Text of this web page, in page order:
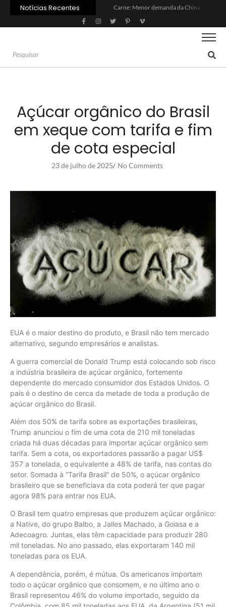
Notícias Recentes
Inadimplência no crédito rural deve seguir elevada até 2027
Lula sanciona MP do Frete e agro teme alta dos custos logísticos
Brasil tem 2º maior juro real do mundo
Açúcar orgânico do Brasil
em xeque com tarifa e fim
de cota especial
23 de julho de 2025/ No Comments
EUA é o maior destino do produto, e Brasil não tem mercado
alternativo, segundo empresários e analistas.
A guerra comercial de Donald Trump está colocando sob risco
a indústria brasileira de açúcar orgânico, fortemente
dependente do mercado consumidor dos Estados Unidos. O
país é o destino de cerca da metade de toda a produção de
açúcar orgânico do Brasil.
Além dos 50% de tarifa sobre as exportações brasileiras,
Trump anunciou o fim de uma cota de 210 mil toneladas
criada há duas décadas para importar açúcar orgânico sem
tarifa. Sem a cota, os exportadores passarão a pagar US$
357 a tonelada, o equivalente a 48% de tarifa, nas contas do
setor. Somada à “Tarifa Brasil” de 50%, o açúcar orgânico
brasileiro que se beneficiava da cota poderá ter que pagar
agora 98% para entrar nos EUA.
O Brasil tem quatro empresas que produzem açúcar orgânico:
a Native, do grupo Balbo, a Jalles Machado, a Goiasa e a
Adecoagro. Juntas, elas têm capacidade para produzir 280
mil toneladas. No ano passado, elas exportaram 140 mil
toneladas para os EUA.
A dependência, porém, é mútua. Os americanos importam
todo o açúcar orgânico que consomem, e no último ano o
Brasil representou 46% do volume importado, seguido da